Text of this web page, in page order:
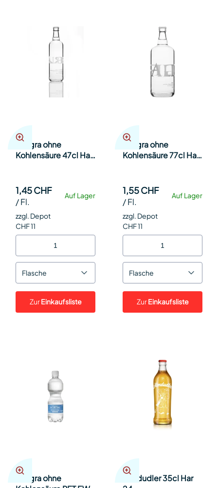
Allegra ohne
Kohlensäure 47cl Har
Auf Lager
1,45 CHF
/Fl.
zzgl. Depot
CHF 11
Flasche
ZurEinkaufsliste
Allegra ohne
Kohlensäure 77cl Har
Auf Lager
1,55 CHF
/Fl.
zzgl. Depot
CHF 11
Flasche
ZurEinkaufsliste
Allegra ohne
Almdudler 35cl Har